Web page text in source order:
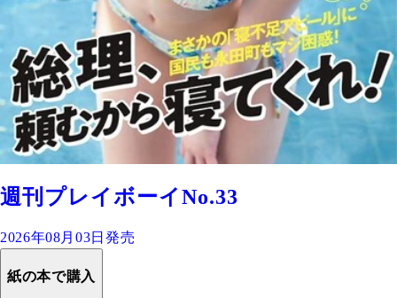
週刊プレイボーイNo.33
2026年08月03日発売
紙の本で購入